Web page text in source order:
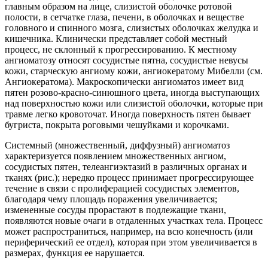
главным образом на лице, слизистой оболочке ротовой
полости, в сетчатке глаза, печени, в оболочках и веществе
головного и спинного мозга, слизистых оболочках желудка и
кишечника. Клинически представляет собой местный
процесс, не склонный к прогрессированию. К местному
ангиоматозу относят сосудистые пятна, сосудистые невусы
кожи, старческую ангиому кожи, ангиокератому Мибелли (см.
Ангиокератома). Макроскопически ангиоматоз имеет вид
пятен розово-красно-синюшного цвета, иногда выступающих
над поверхностью кожи или слизистой оболочки, которые при
травме легко кровоточат. Иногда поверхность пятен бывает
бугриста, покрыта роговыми чешуйками и корочками.
Системный (множественный, диффузный) ангиоматоз
характеризуется появлением множественных ангиом,
сосудистых пятен, телеангиэктазий в различных органах и
тканях (рис.); нередко процесс принимает прогрессирующее
течение в связи с пролиферацией сосудистых элементов,
благодаря чему площадь поражения увеличивается;
измененные сосуды прорастают в подлежащие ткани,
появляются новые очаги в отдаленных участках тела. Процесс
может распространиться, например, на всю конечность (или
периферический ее отдел), которая при этом увеличивается в
размерах, функция ее нарушается.